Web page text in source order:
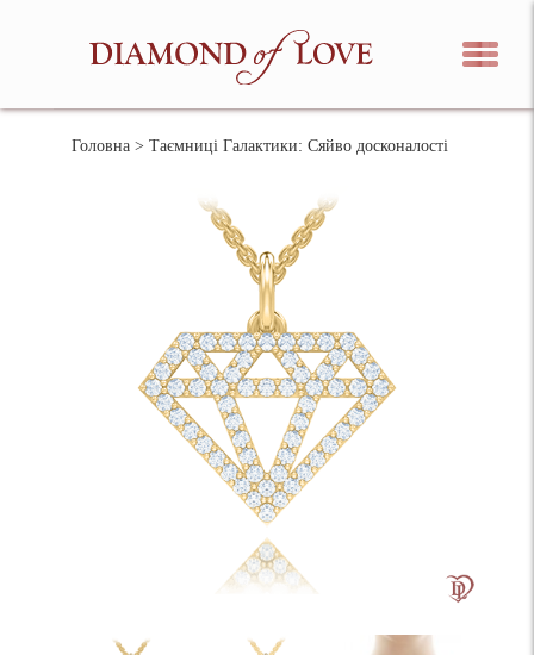
Головна > Таємниці Галактики: Сяйво досконалості